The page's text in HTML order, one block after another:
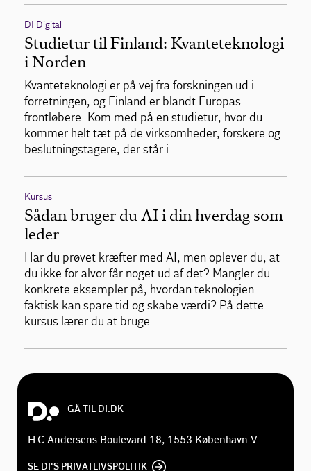
DI Digital
Studietur til Finland: Kvanteteknologi
i Norden
Kvanteteknologi er på vej fra forskningen ud i
forretningen, og Finland er blandt Europas
frontløbere. Kom med på en studietur, hvor du
kommer helt tæt på de virksomheder, forskere og
beslutningstagere, der står i…
Kursus
Sådan bruger du AI i din hverdag som
leder
Har du prøvet kræfter med AI, men oplever du, at
du ikke for alvor får noget ud af det? Mangler du
konkrete eksempler på, hvordan teknologien
faktisk kan spare tid og skabe værdi? På dette
kursus lærer du at bruge…
GÅ TIL DI.DK
H.C.Andersens Boulevard 18, 1553 København V
SE DI'S PRIVATLIVSPOLITIK